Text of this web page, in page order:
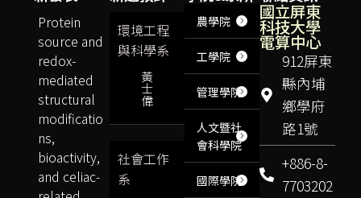
國立屏東
科技大學
電算中心
912屏東
縣內埔
鄉學府
路1號
+886-8-
7703202
農學院
工學院
管理學院
人文暨社
會科學院
國際學院
環境工程
與科學系
黃
士
偉
社會工作
系
Protein
source and
redox-
mediated
structural
modificatio
ns,
bioactivity,
and celiac-